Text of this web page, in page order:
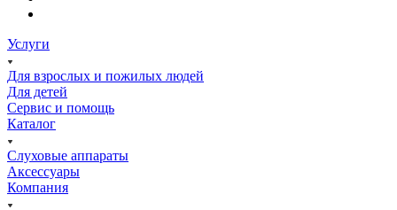
Услуги
Для взрослых и пожилых людей
Для детей
Сервис и помощь
Каталог
Слуховые аппараты
Аксессуары
Компания